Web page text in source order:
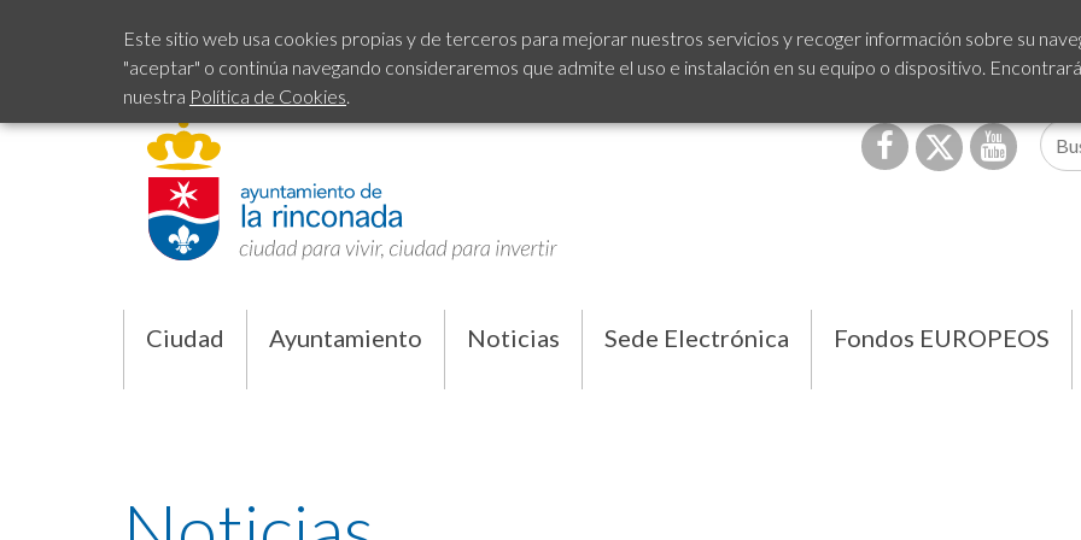
Ciudad Ayuntamiento Noticias Sede Electrónica Fondos EUROPEOS
Este sitio web usa cookies propias y de terceros para mejorar nuestros servicios y recoger información sobre su
"aceptar" o continúa navegando consideraremos que admite el uso e instalación en su equipo o dispositivo.
nuestra Política de Cookies.